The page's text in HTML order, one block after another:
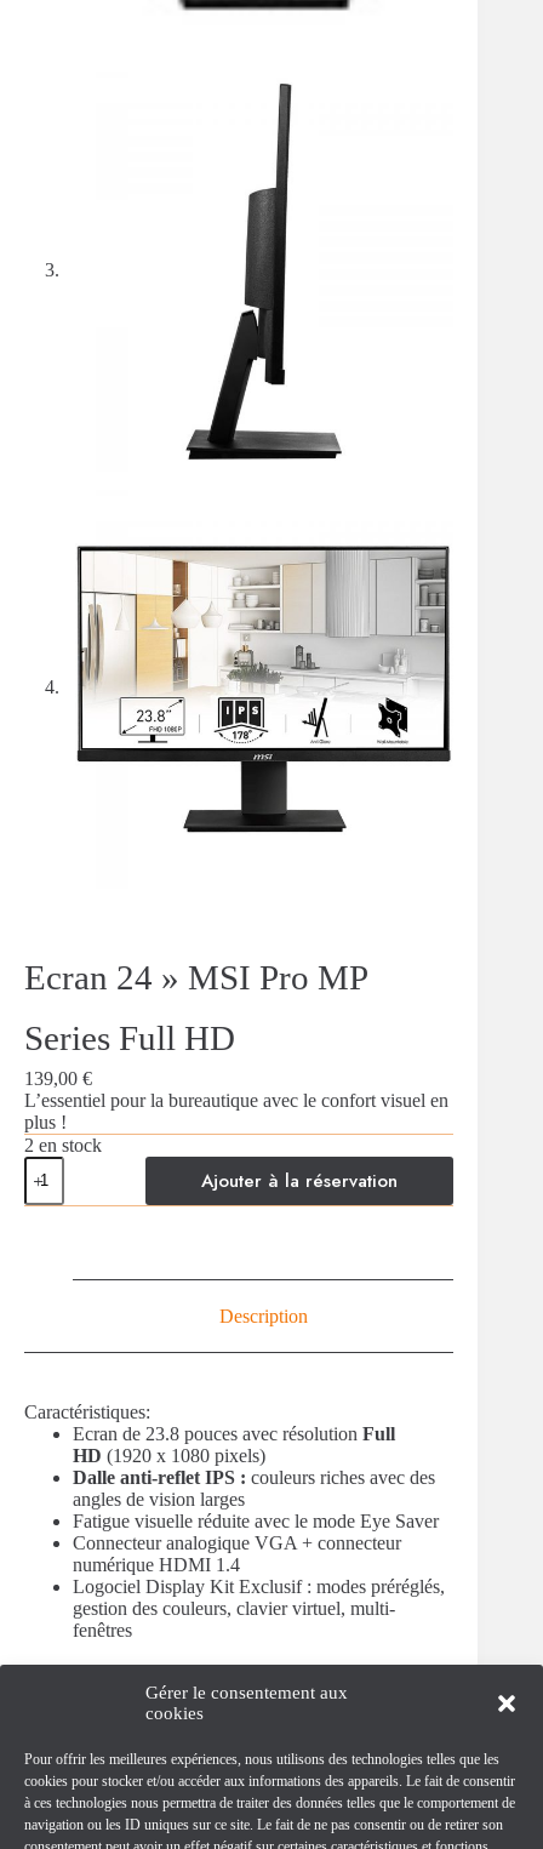
Gérer le consentement aux
cookies
Pour offrir les meilleures expériences, nous utilisons des technologies telles que les
cookies pour stocker et/ou accéder aux informations des appareils. Le fait de consentir
à ces technologies nous permettra de traiter des données telles que le comportement de
navigation ou les ID uniques sur ce site. Le fait de ne pas consentir ou de retirer son
Ecran 24 » MSI Pro MP
Series Full HD
139,00 €
L’essentiel pour la bureautique avec le confort visuel en
plus !
2 en stock
quantité
de
Ecran
HD
Ajouter à la réservation
v
Description
Caractéristiques:
Ecran de 23.8 pouces avec résolution Full
HD (1920 x 1080 pixels)
Dalle anti-reflet IPS : couleurs riches avec des
angles de vision larges
Fatigue visuelle réduite avec le mode Eye Saver
Connecteur analogique VGA + connecteur
numérique HDMI 1.4
Logociel Display Kit Exclusif : modes préréglés,
gestion des couleurs, clavier virtuel, multi-
fenêtres
Adresse
44, rue Jean JAURES
(A côté du Commissariat)
Horaires d’ouverture
Lundi au Vendredi : 10h - 12h / 15h - 18h
Samedi : 10h - 12h